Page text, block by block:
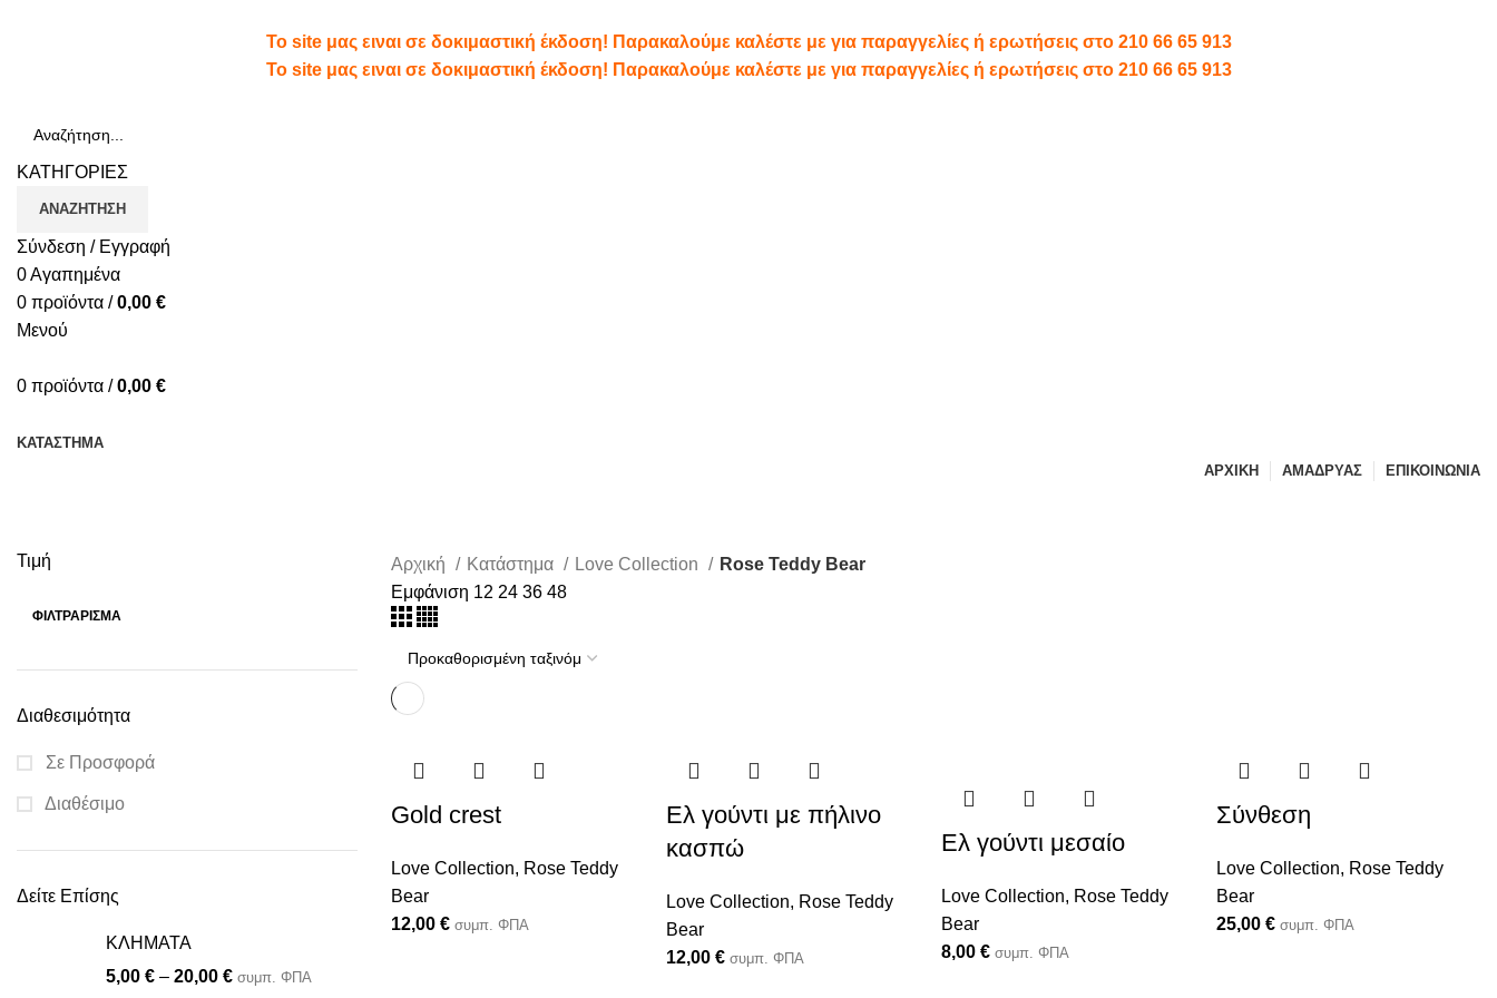
To site μας ειναι σε δοκιμαστική έκδοση! Παρακαλούμε καλέστε με για παραγγελίες ή ερωτήσεις στο 210 66 65 913
To site μας ειναι σε δοκιμαστική έκδοση! Παρακαλούμε καλέστε με για παραγγελίες ή ερωτήσεις στο 210 66 65 913
ΚΑΤΗΓΟΡΙΕΣ
ΑΝΑΖΉΤΗΣΗ
Σύνδεση / Εγγραφή
0Αγαπημένα
0 προϊόντα / 0,00 €
Μενού
0 προϊόντα / 0,00 €
ΚΑΤΆΣΤΗΜΑ
ΑΡΧΙΚΗ
ΑΜΑΔΡΥΑΣ ΕΠΙΚΟΙΝΩΝΙΑ
Τιμή
ΦΙΛΤΡΆΡΙΣΜΑ
Διαθεσιμότητα
Σε Προσφορά
Διαθέσιμο
Δείτε Επίσης
ΚΛΗΜΑΤΑ
5,00 € – 20,00 € συμπ. ΦΠΑ
Αρχική Κατάστημα Love Collection
Rose Teddy Bear
Εμφάνιση 12 24 36 48
Gold crest
Love Collection, Rose Teddy
Bear
12,00 € συμπ. ΦΠΑ
Ελ γούντι με πήλινο
κασπώ
Love Collection, Rose Teddy
Bear
12,00 € συμπ. ΦΠΑ
Ελ γούντι μεσαίο
Love Collection, Rose Teddy
Bear
8,00 € συμπ. ΦΠΑ
Σύνθεση
Love Collection, Rose Teddy
Bear
25,00 € συμπ. ΦΠΑ